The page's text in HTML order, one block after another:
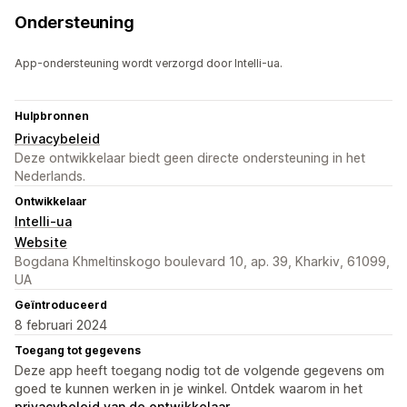
Ondersteuning
App-ondersteuning wordt verzorgd door Intelli-ua.
Hulpbronnen
Privacybeleid
Deze ontwikkelaar biedt geen directe ondersteuning in het
Nederlands.
Ontwikkelaar
Intelli-ua
Website
Bogdana Khmeltinskogo boulevard 10, ap. 39, Kharkiv, 61099,
UA
Geïntroduceerd
8 februari 2024
Toegang tot gegevens
Deze app heeft toegang nodig tot de volgende gegevens om
goed te kunnen werken in je winkel. Ontdek waarom in het